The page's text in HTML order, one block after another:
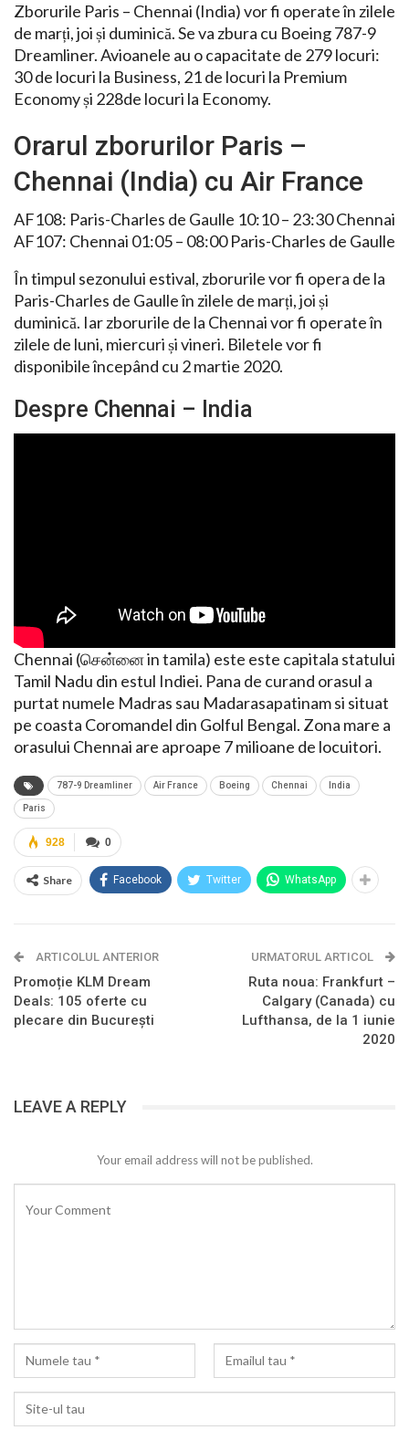
Zborurile Paris – Chennai (India) vor fi operate în zilele
de marți, joi și duminică. Se va zbura cu Boeing 787-9
Dreamliner. Avioanele au o capacitate de 279 locuri:
30 de locuri la Business, 21 de locuri la Premium
Economy și 228de locuri la Economy.
Orarul zborurilor Paris –
Chennai (India) cu Air France
AF108: Paris-Charles de Gaulle 10:10 – 23:30 Chennai
AF107: Chennai 01:05 – 08:00 Paris-Charles de Gaulle
În timpul sezonului estival, zborurile vor fi opera de la
Paris-Charles de Gaulle în zilele de marți, joi și
duminică. Iar zborurile de la Chennai vor fi operate în
zilele de luni, miercuri și vineri. Biletele vor fi
disponibile începând cu 2 martie 2020.
Despre Chennai – India
Chennai (சென்னை in tamila) este este capitala statului
Tamil Nadu din estul Indiei. Pana de curand orasul a
purtat numele Madras sau Madarasapatinam si situat
pe coasta Coromandel din Golful Bengal. Zona mare a
orasului Chennai are aproape 7 milioane de locuitori.
787-9 Dreamliner Air France Boeing Chennai India
Paris
0
928
Share Facebook Twitter WhatsApp
ARTICOLUL ANTERIOR
Promoție KLM Dream
Deals: 105 oferte cu
plecare din București
URMATORUL ARTICOL
Ruta noua: Frankfurt –
Calgary (Canada) cu
Lufthansa, de la 1 iunie
2020
LEAVE A REPLY
Your email address will not be published.